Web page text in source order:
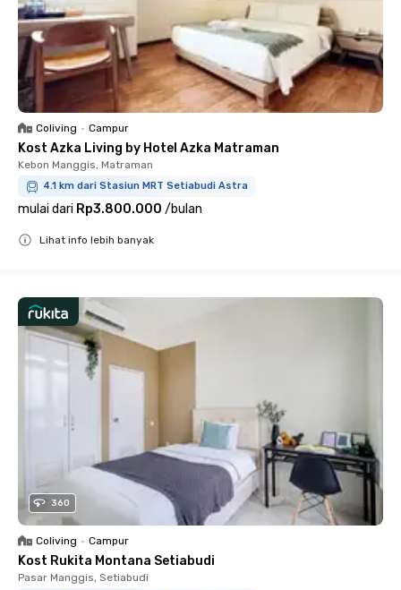
Coliving • Campur
Kost Azka Living by Hotel Azka Matraman
Kebon Manggis, Matraman
4.1 km dari Stasiun MRT Setiabudi Astra
mulai dari Rp3.800.000 /bulan
Lihat info lebih banyak
360
Coliving • Campur
Kost Rukita Montana Setiabudi
Pasar Manggis, Setiabudi